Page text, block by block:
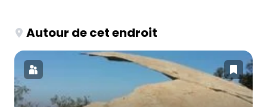
Autour de cet endroit